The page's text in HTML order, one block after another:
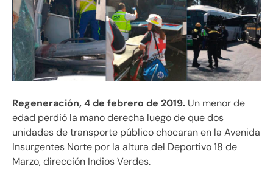
Regeneración, 4 de febrero de 2019. Un menor de
edad perdió la mano derecha luego de que dos
unidades de transporte público chocaran en la Avenida
Insurgentes Norte por la altura del Deportivo 18 de
Marzo, dirección Indios Verdes.